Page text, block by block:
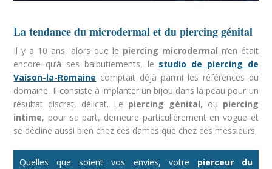
La tendance du microdermal et du piercing génital
Il y a 10 ans, alors que le piercing microdermal n’en était
encore qu’à ses balbutiements, le studio de piercing de
Vaison-la-Romaine comptait déjà parmi les références du
domaine. Il consiste à implanter un bijou dans la peau pour un
résultat discret, délicat. Le piercing génital, ou piercing
intime, pour sa part, demeure particulièrement en vogue et
se décline aussi bien chez ces dames que chez ces messieurs.
Quelles que soient vos envies, votre pierceur du